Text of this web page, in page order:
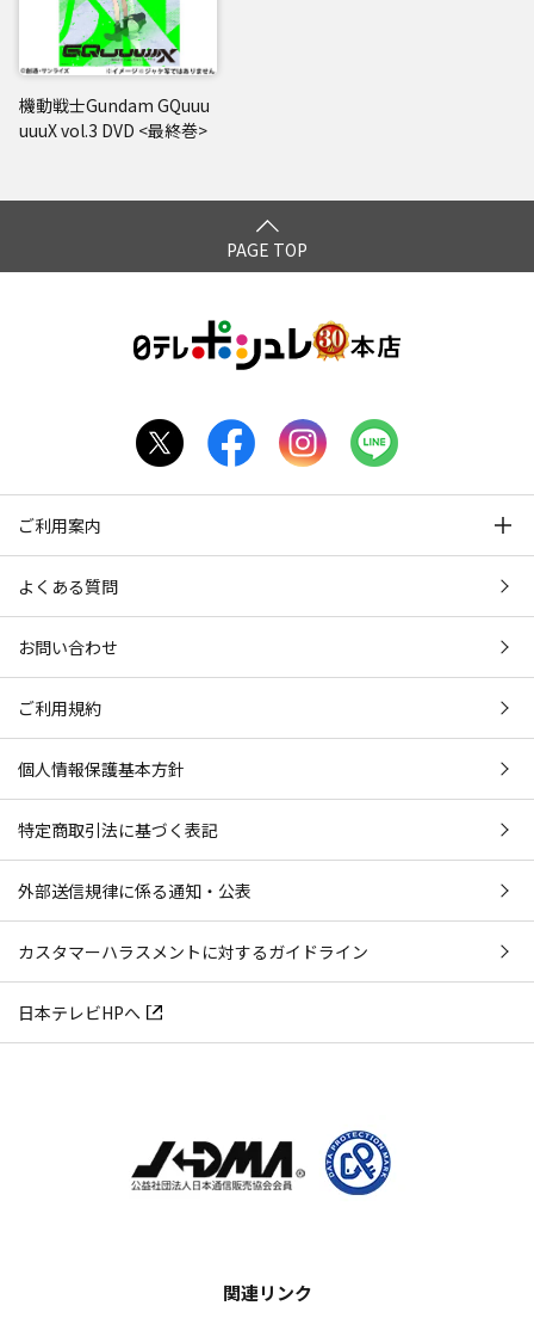
機動戦士Gundam GQuuu
uuuX vol.3 DVD <最終巻>
PAGE TOP
ご利用案内
よくある質問
お問い合わせ
ご利用規約
個人情報保護基本方針
特定商取引法に基づく表記
外部送信規律に係る通知・公表
カスタマーハラスメントに対するガイドライン
日本テレビHPへ
関連リンク